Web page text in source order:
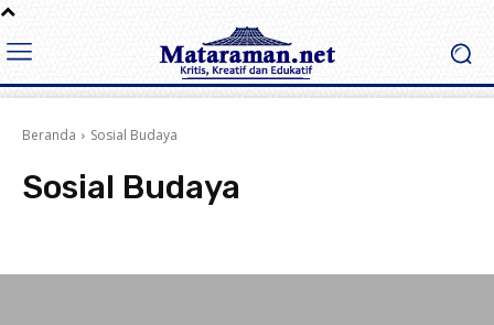
Beranda Sosial Budaya
Sosial Budaya